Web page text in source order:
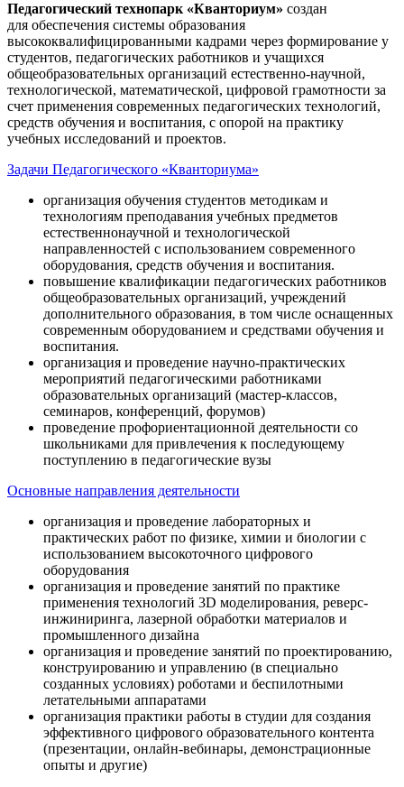
Педагогический технопарк «Кванториум» создан
для обеспечения системы образования
высококвалифицированными кадрами через формирование у
студентов, педагогических работников и учащихся
общеобразовательных организаций естественно-научной,
технологической, математической, цифровой грамотности за
счет применения современных педагогических технологий,
средств обучения и воспитания, с опорой на практику
учебных исследований и проектов.
Задачи Педагогического «Кванториума»
организация обучения студентов методикам и
технологиям преподавания учебных предметов
естественнонаучной и технологической
направленностей с использованием современного
оборудования, средств обучения и воспитания.
повышение квалификации педагогических работников
общеобразовательных организаций, учреждений
дополнительного образования, в том числе оснащенных
современным оборудованием и средствами обучения и
воспитания.
организация и проведение научно-практических
мероприятий педагогическими работниками
образовательных организаций (мастер-классов,
семинаров, конференций, форумов)
проведение профориентационной деятельности со
школьниками для привлечения к последующему
поступлению в педагогические вузы
Основные направления деятельности
организация и проведение лабораторных и
практических работ по физике, химии и биологии с
использованием высокоточного цифрового
оборудования
организация и проведение занятий по практике
применения технологий 3D моделирования, реверс-
инжиниринга, лазерной обработки материалов и
промышленного дизайна
организация и проведение занятий по проектированию,
конструированию и управлению (в специально
созданных условиях) роботами и беспилотными
летательными аппаратами
организация практики работы в студии для создания
эффективного цифрового образовательного контента
(презентации, онлайн-вебинары, демонстрационные
опыты и другие)